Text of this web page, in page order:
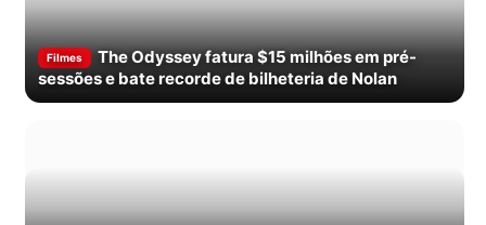
Filmes
The Odyssey fatura $15 milhões em pré-
sessões e bate recorde de bilheteria de Nolan